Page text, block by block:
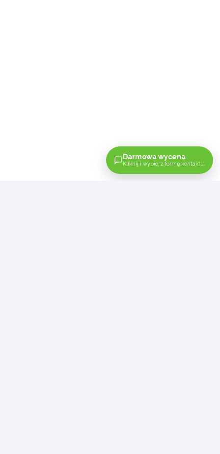
Darmowa wycena
Kliknij i wybierz formę kontaktu.